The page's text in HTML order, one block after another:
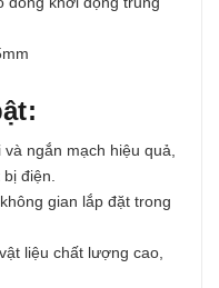
ngắn mạch hiệu quả,
điện.
gian lắp đặt trong
liệu chất lượng cao,